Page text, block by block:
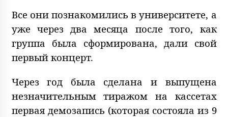
Все они познакомились в университете, а
уже через два месяца после того, как
группа была сформирована, дали свой
первый концерт.
Через год была сделана и выпущена
незначительным тиражом на кассетах
первая демозапись (которая состояла из 9